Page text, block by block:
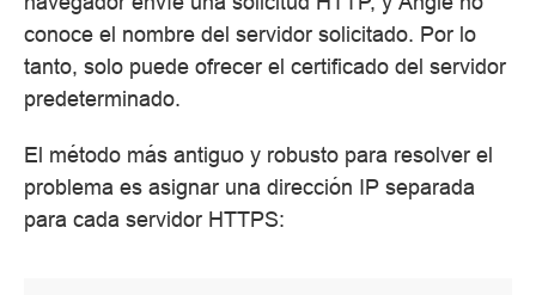
conoce el nombre del servidor solicitado. Por lo
tanto, solo puede ofrecer el certificado del servidor
predeterminado.
El método más antiguo y robusto para resolver el
problema es asignar una dirección IP separada
para cada servidor HTTPS: